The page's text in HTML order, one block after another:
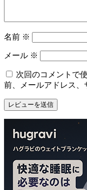
名前 ※
メール ※
次回のコメントで
前、メールアドレス、